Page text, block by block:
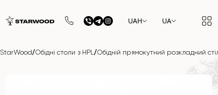
UAH UA
StarWood/Обідні столи з HPL /Обідній прямокутний розкладний